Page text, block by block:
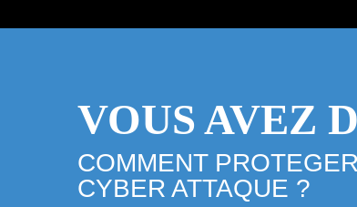
VOUS AVEZ
COMMENT
CYBER ATTAQUE ?